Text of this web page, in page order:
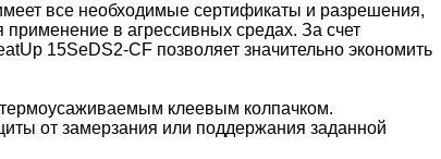
все необходимые сертификаты и разрешения,
применение в агрессивных средах. За счет
15SeDS2-CF позволяет значительно экономить
клеевым колпачком.
от замерзания или поддержания заданной